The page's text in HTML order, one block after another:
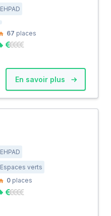
EHPAD
67 places
En savoir plus
EHPAD
Espaces verts
0 places